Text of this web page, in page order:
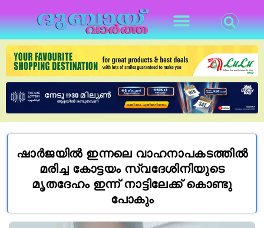
ഷാർജയിൽ ഇന്നലെ വാഹനാപകടത്തിൽ
മരിച്ച കോട്ടയം സ്വദേശിനിയുടെ
മൃതദേഹം ഇന്ന് നാട്ടിലേക്ക് കൊണ്ടു
പോകും